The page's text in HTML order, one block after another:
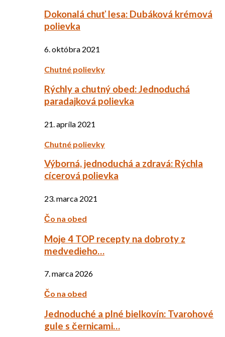
Dokonalá chuť lesa: Dubáková krémová
polievka
6. októbra 2021
Chutné polievky
Rýchly a chutný obed: Jednoduchá
paradajková polievka
21. apríla 2021
Chutné polievky
Výborná, jednoduchá a zdravá: Rýchla
cícerová polievka
23. marca 2021
Čo na obed
Moje 4 TOP recepty na dobroty z
medvedieho…
7. marca 2026
Čo na obed
Jednoduché a plné bielkovín: Tvarohové
gule s černicami…